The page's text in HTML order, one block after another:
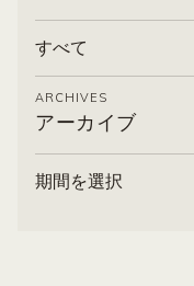
すべて
ARCHIVES
アーカイブ
期間を選択